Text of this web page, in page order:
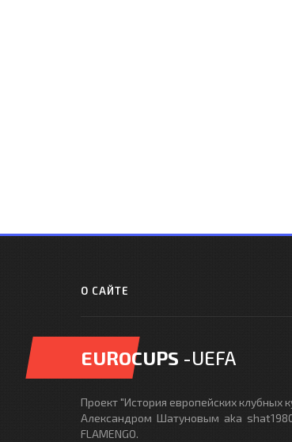
О САЙТЕ
EUROCUPS -UEFA
Проект "История европейских клубных
Александром Шатуновым aka
FLAMENGO.